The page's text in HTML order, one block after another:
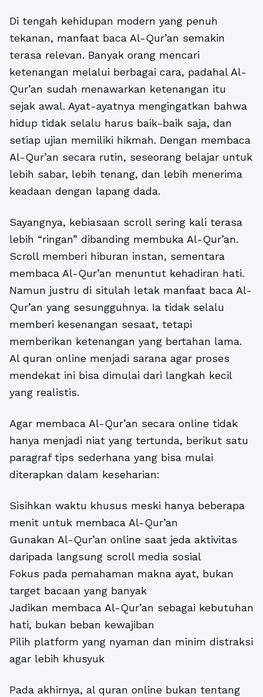
Di tengah kehidupan modern yang penuh
tekanan, manfaat baca Al-Qur’an semakin
terasa relevan. Banyak orang mencari
ketenangan melalui berbagai cara, padahal Al-
Qur’an sudah menawarkan ketenangan itu
sejak awal. Ayat-ayatnya mengingatkan bahwa
hidup tidak selalu harus baik-baik saja, dan
setiap ujian memiliki hikmah. Dengan membaca
Al-Qur’an secara rutin, seseorang belajar untuk
lebih sabar, lebih tenang, dan lebih menerima
keadaan dengan lapang dada.
Sayangnya, kebiasaan scroll sering kali terasa
lebih “ringan” dibanding membuka Al-Qur’an.
Scroll memberi hiburan instan, sementara
membaca Al-Qur’an menuntut kehadiran hati.
Namun justru di situlah letak manfaat baca Al-
Qur’an yang sesungguhnya. Ia tidak selalu
memberi kesenangan sesaat, tetapi
memberikan ketenangan yang bertahan lama.
Al quran online menjadi sarana agar proses
mendekat ini bisa dimulai dari langkah kecil
yang realistis.
Agar membaca Al-Qur’an secara online tidak
hanya menjadi niat yang tertunda, berikut satu
paragraf tips sederhana yang bisa mulai
diterapkan dalam keseharian:
Sisihkan waktu khusus meski hanya beberapa
menit untuk membaca Al-Qur’an
Gunakan Al-Qur’an online saat jeda aktivitas
daripada langsung scroll media sosial
Fokus pada pemahaman makna ayat, bukan
target bacaan yang banyak
Jadikan membaca Al-Qur’an sebagai kebutuhan
hati, bukan beban kewajiban
Pilih platform yang nyaman dan minim distraksi
agar lebih khusyuk
Pada akhirnya, al quran online bukan tentang